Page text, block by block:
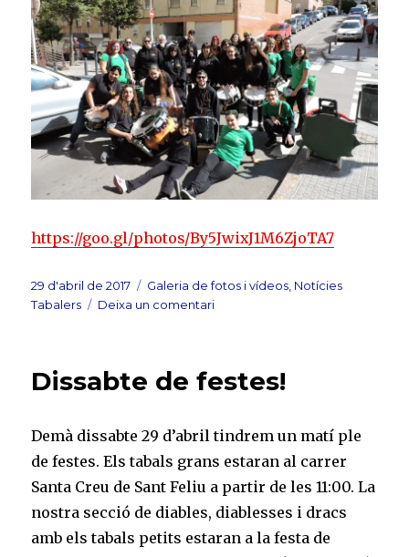
https://goo.gl/photos/By5JwixJ1M6ZjoTA7
Publicat
el
29 d'abril de 2017 Categories
Galeria de fotos i vídeos Notícies
Tabalers
Deixa un comentaria
amb
Dissabte de festes!
Demà dissabte 29 d’abril tindrem un matí ple
de festes. Els tabals grans estaran al carrer
Santa Creu de Sant Feliu a partir de les 11:00. La
nostra secció de diables, diablesses i dracs
amb els tabals petits estaran a la festa de